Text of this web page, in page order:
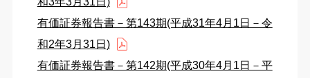
有価証券報告書－第143期(平成31年4月1日－令
和2年3月31日)
有価証券報告書－第142期(平成30年4月1日－平